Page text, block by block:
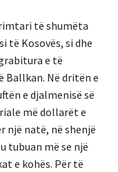
të shumëta
të Kosovës, si dhe
e të
Ballkan. Në dritën e
e djalmenisë së
më dollarët e
një natë, në shenjë
tubuan më se një
e kohës. Për të